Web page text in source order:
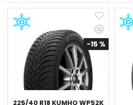
-15 %
225/40 R18 KUMHO WP52K